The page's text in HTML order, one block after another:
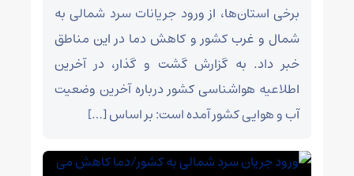
برخی استان‌ها، از ورود جریانات سرد شمالی به
شمال و غرب کشور و کاهش دما در این مناطق
خبر داد. به گزارش گشت و گذار، در آخرین
اطلاعیه هواشناسی کشور درباره آخرین وضعیت
آب و هوایی کشور آمده است: بر اساس […]